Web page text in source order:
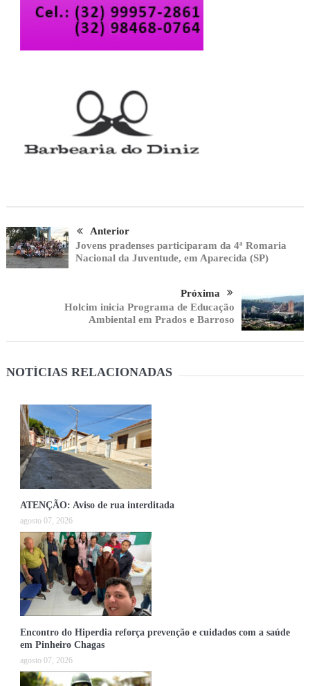
Anterior
Jovens pradenses participaram da 4ª Romaria
Nacional da Juventude, em Aparecida (SP)
Próxima
Holcim inicia Programa de Educação
Ambiental em Prados e Barroso
NOTÍCIAS RELACIONADAS
ATENÇÃO: Aviso de rua interditada
agosto 07, 2026
Encontro do Hiperdia reforça prevenção e cuidados com a saúde
em Pinheiro Chagas
agosto 07, 2026